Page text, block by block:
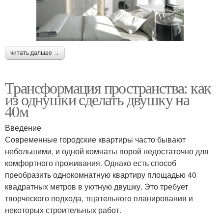
читать дальше →
Трансформация пространства: как
из однушки сделать двушку на
40м
Введение
Современные городские квартиры часто бывают
небольшими, и одной комнаты порой недостаточно для
комфортного проживания. Однако есть способ
преобразить однокомнатную квартиру площадью 40
квадратных метров в уютную двушку. Это требует
творческого подхода, тщательного планирования и
некоторых строительных работ.